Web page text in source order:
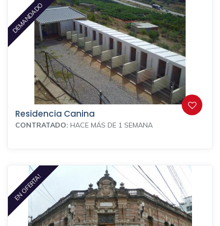
DEMANDADO
Residencia Canina
CONTRATADO: HACE MÁS DE 1 SEMANA
EN OFERTA!